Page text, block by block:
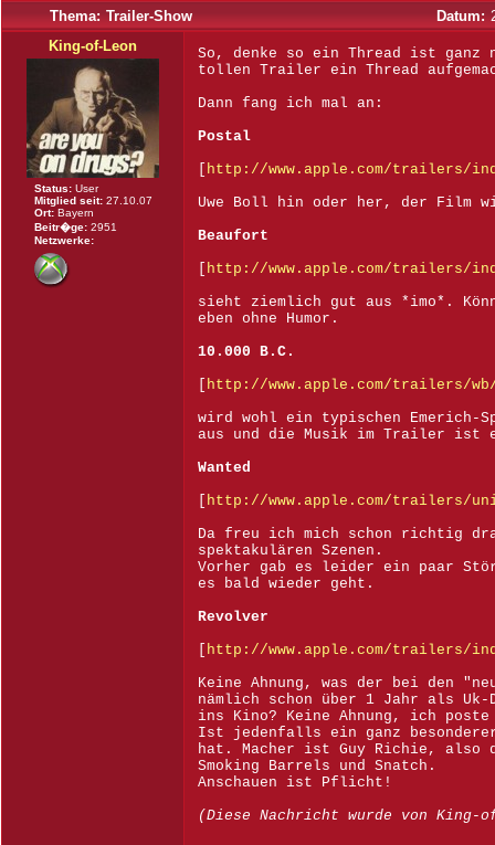
Thema: Trailer-Show Datum:
King-of-Leon
Status: User
Mitglied seit: 27.10.07
Ort: Bayern
Beitr�ge: 2951
Netzwerke:
So, denke so ein Thread ist ganz
tollen Trailer ein Thread
Dann fang ich mal an:
Postal
http://www.apple.com/trailers/
Uwe Boll hin oder her, der Film
Beaufort
http://www.apple.com/trailers/
sieht ziemlich gut aus *imo*.
eben ohne Humor.
10.000 B.C.
http://www.apple.com/trailers/
wird wohl ein typischen Emerich-
aus und die Musik im Trailer ist
Wanted
http://www.apple.com/trailers/
Da freu ich mich schon richtig
spektakulären Szenen.
Vorher gab es leider ein paar
es bald wieder geht.
Revolver
http://www.apple.com/trailers/
Keine Ahnung, was der bei den
nämlich schon über 1 Jahr als Uk-
ins Kino? Keine Ahnung, ich
Ist jedenfalls ein ganz besonderer
hat. Macher ist Guy Richie, also
Smoking Barrels und Snatch.
Anschauen ist Pflicht!
(Diese Nachricht wurde von